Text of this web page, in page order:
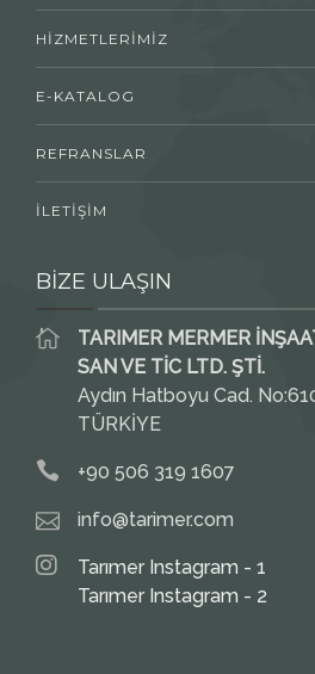
HİZMETLERİMİZ
E-KATALOG
REFRANSLAR
İLETİŞİM
BİZE ULAŞIN
TARIMER MERMER
SAN VE TİC LTD. ŞTİ.
Aydın Hatboyu Cad.
TÜRKİYE
+90 506 319 1607
info@tarimer.com
Tarımer Instagram - 1
Tarımer Instagram - 2